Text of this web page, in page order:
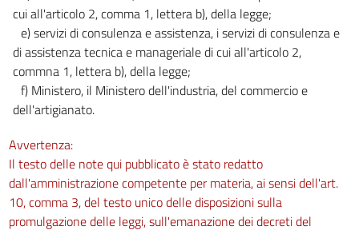
cui all'articolo 2, comma 1, lettera b), della legge;
e) servizi di consulenza e assistenza, i servizi di consulenza e
di assistenza tecnica e manageriale di cui all'articolo 2,
commna 1, lettera b), della legge;
f) Ministero, il Ministero dell'industria, del commercio e
dell'artigianato.
Avvertenza:
Il testo delle note qui pubblicato è stato redatto
dall'amministrazione competente per materia, ai sensi dell'art.
10, comma 3, del testo unico delle disposizioni sulla
promulgazione delle leggi, sull'emanazione dei decreti del